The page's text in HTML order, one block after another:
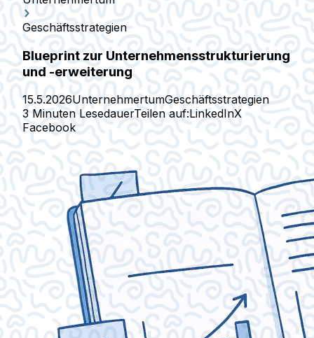
Geschäftsstrategien
Blueprint zur Unternehmensstrukturierung
und -erweiterung
15.5.2026UnternehmertumGeschäftsstrategien
3 Minuten LesedauerTeilen auf:LinkedInX
Facebook